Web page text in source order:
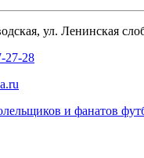
ул. Ленинская
27-28